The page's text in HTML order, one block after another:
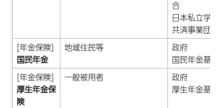
合
日本私立学
共済事業団
[年金保険]
国民年金
地域住民等
政府
国民年金基金
[年金保険]
厚生年金保
険
一般被用者
政府
厚生年金基金